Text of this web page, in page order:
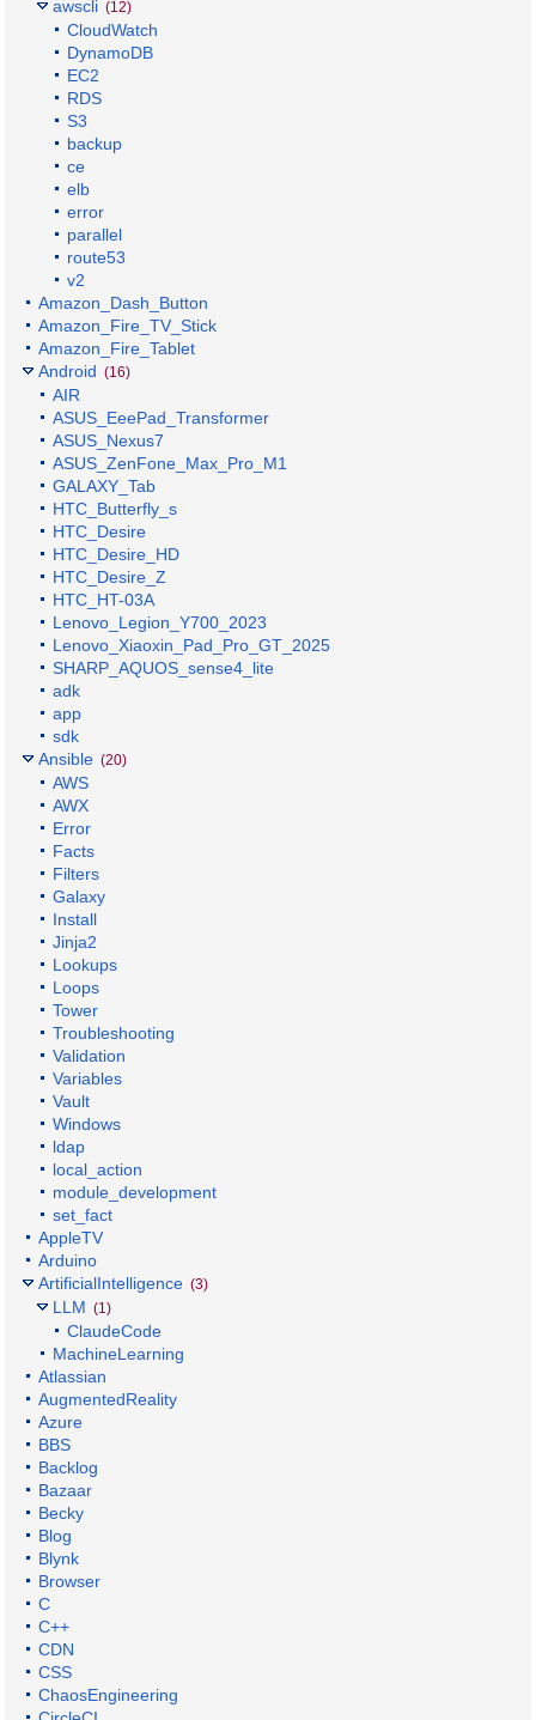
awscli (12)
CloudWatch
DynamoDB
EC2
RDS
S3
backup
ce
elb
error
parallel
route53
v2
Amazon_Dash_Button
Amazon_Fire_TV_Stick
Amazon_Fire_Tablet
Android (16)
AIR
ASUS_EeePad_Transformer
ASUS_Nexus7
ASUS_ZenFone_Max_Pro_M1
GALAXY_Tab
HTC_Butterfly_s
HTC_Desire
HTC_Desire_HD
HTC_Desire_Z
HTC_HT-03A
Lenovo_Legion_Y700_2023
Lenovo_Xiaoxin_Pad_Pro_GT_2025
SHARP_AQUOS_sense4_lite
adk
app
sdk
Ansible (20)
AWS
AWX
Error
Facts
Filters
Galaxy
Install
Jinja2
Lookups
Loops
Tower
Troubleshooting
Validation
Variables
Vault
Windows
ldap
local_action
module_development
set_fact
AppleTV
Arduino
ArtificialIntelligence (3)
LLM (1)
ClaudeCode
MachineLearning
Atlassian
AugmentedReality
Azure
BBS
Backlog
Bazaar
Becky
Blog
Blynk
Browser
C
C++
CDN
CSS
ChaosEngineering